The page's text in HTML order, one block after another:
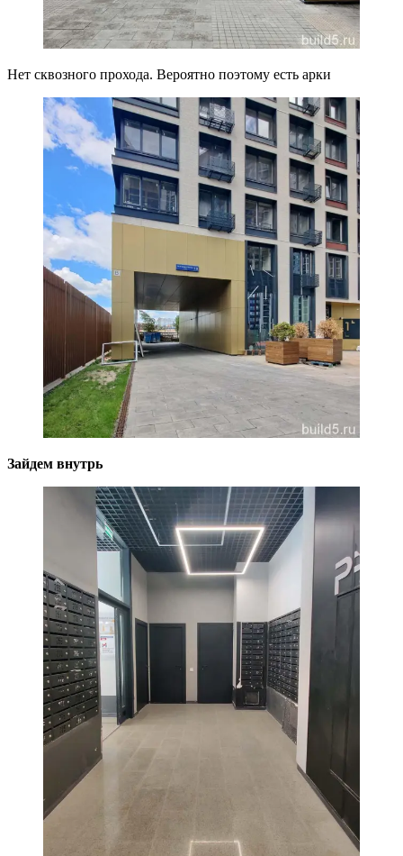
Нет сквозного прохода. Вероятно поэтому есть арки
Зайдем внутрь